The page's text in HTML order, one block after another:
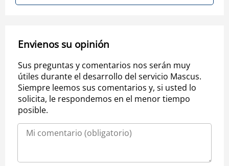
Envienos su opinión
Sus preguntas y comentarios nos serán muy
útiles durante el desarrollo del servicio Mascus.
Siempre leemos sus comentarios y, si usted lo
solicita, le respondemos en el menor tiempo
posible.